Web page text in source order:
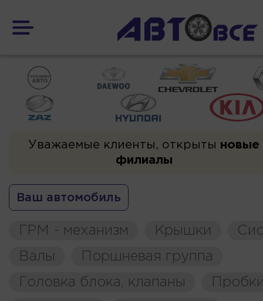
Уважаемые клиенты, открыты новые
филиалы
Ваш автомобиль
ГРМ - механизм Крышки
Валы
Поршневая группа
Головка блока, клапаны